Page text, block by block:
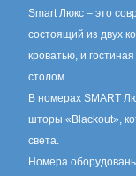
Smart Люкс – это
состоящий из двух
кроватью, и
столом.
В номерах SMART
шторы «Blackout»,
света.
Номера